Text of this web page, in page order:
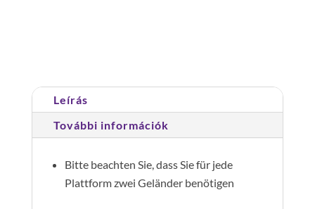
Leírás
További információk
Bitte beachten Sie, dass Sie für jede
Plattform zwei Geländer benötigen